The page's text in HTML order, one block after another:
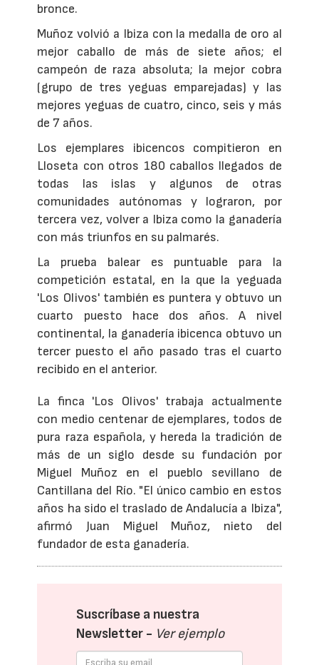
bronce.
Muñoz volvió a Ibiza con la medalla de oro al
mejor caballo de más de siete años; el
campeón de raza absoluta; la mejor cobra
(grupo de tres yeguas emparejadas) y las
mejores yeguas de cuatro, cinco, seis y más
de 7 años.
Los ejemplares ibicencos compitieron en
Lloseta con otros 180 caballos llegados de
todas las islas y algunos de otras
comunidades autónomas y lograron, por
tercera vez, volver a Ibiza como la ganadería
con más triunfos en su palmarés.
La prueba balear es puntuable para la
competición estatal, en la que la yeguada
'Los Olivos' también es puntera y obtuvo un
cuarto puesto hace dos años. A nivel
continental, la ganadería ibicenca obtuvo un
tercer puesto el año pasado tras el cuarto
recibido en el anterior.
La finca 'Los Olivos' trabaja actualmente
con medio centenar de ejemplares, todos de
pura raza española, y hereda la tradición de
más de un siglo desde su fundación por
Miguel Muñoz en el pueblo sevillano de
Cantillana del Río. "El único cambio en estos
años ha sido el traslado de Andalucía a Ibiza",
afirmó Juan Miguel Muñoz, nieto del
fundador de esta ganadería.
Suscríbase a nuestra
Newsletter - Ver ejemplo